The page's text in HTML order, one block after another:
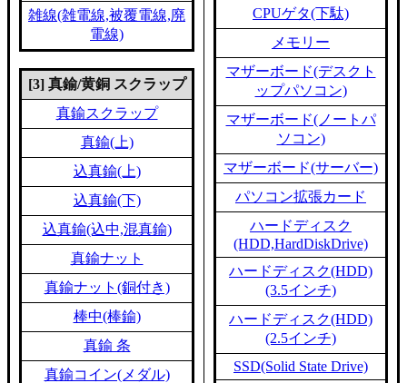
雑線(雑電線,被覆電線,廃
電線)
[3] 真鍮/黄銅 スクラップ
真鍮スクラップ
真鍮(上)
込真鍮(上)
込真鍮(下)
込真鍮(込中,混真鍮)
真鍮ナット
真鍮ナット(銅付き)
棒中(棒鍮)
真鍮 条
真鍮コイン(メダル)
CPUゲタ(下駄)
メモリー
マザーボード(デスクト
ップパソコン)
マザーボード(ノートパ
ソコン)
マザーボード(サーバー)
パソコン拡張カード
ハードディスク
(HDD,HardDiskDrive)
ハードディスク(HDD)
(3.5インチ)
ハードディスク(HDD)
(2.5インチ)
SSD(Solid State Drive)